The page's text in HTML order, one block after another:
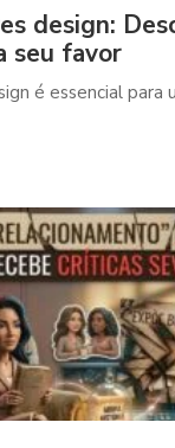
design:
seu favor
é essencial para